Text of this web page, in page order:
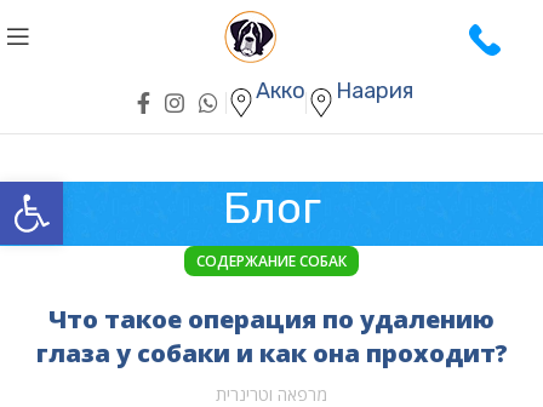
Открыть панель инструментов
Акко Наария
Блог
СОДЕРЖАНИЕ СОБАК
Что такое операция по удалению
глаза у собаки и как она проходит?
מרפאה וטרינרית